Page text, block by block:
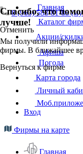
8 (963) 588-81-88
Отменить
Спасибо, что
лучше!
Мы получили
фирмы. В ближайшее
Вернуться к фирме
Главная
Каталог
Акции/
Афиша
Погода
Карта города
Личный
Вход
Фирмы на карте
Главная